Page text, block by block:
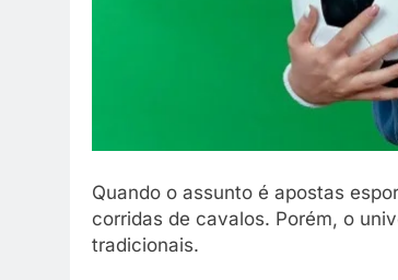
Quando o assunto é apostas
corridas de cavalos. Porém, o
tradicionais.